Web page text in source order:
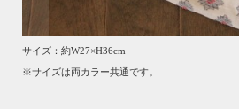
サイズ：約W27×H36cm
※サイズは両カラー共通です。